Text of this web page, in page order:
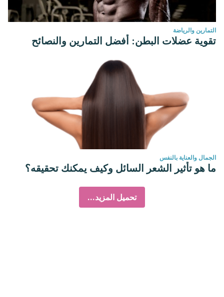
التمارين والرياضة
تقوية عضلات البطن: أفضل التمارين والنصائح
الجمال والعناية بالنفس
ما هو تأثير الشعر السائل وكيف يمكنك تحقيقه؟
تحميل المزيد...